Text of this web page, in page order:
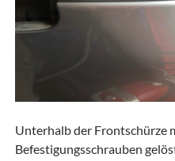
Unterhalb der Frontschürze
Befestigungsschrauben